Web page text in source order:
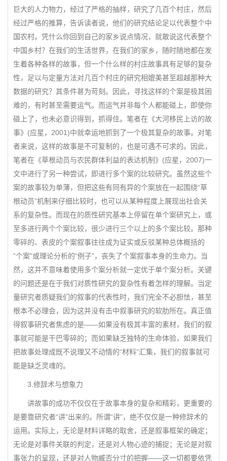
巨大的人力物力，经过了严格的抽样，研究了几百个村庄，然后
经过严格的推算，告诉读者说，他们的研究结论足以代表整个中
国农村。凭什么你回到自己的家乡说点情况，就敢说这代表整个
中国乡村？在我们的生活世界，在我们的家乡，随时随地都在发
生着各种各样的故事，但一个什么样的村庄故事具有足够的复杂
性，足以与定量方法对几百个村庄的研究相媲美甚至超越那种大
数据的研究？其条件甚为苛刻。因此，寻找这样的个案是极其困
难的，有时甚至需要运气。而运气并非每个人都能碰上，即使你
碰上了，也未必意识得到，抓得住。笔者在《大河移民上访的故
事》(应星，2001)中就幸运地抓到了一个极其复杂的故事。对笔
者来说，这样的故事是不可复制的，也是可遇不可求的。因此，
笔者在《草根动员与农民群体利益的表达机制》(应星，2007)一
文中进行了另一种尝试，即进行多个案的比较研究。虽然这些个
案的故事较为单薄，但把这些有同有异的个案放在一起围绕“草
根动员”机制来仔细比较时，也可以从某种程度上展现出社会关
系的复杂性。而现在的质性研究基本上停留在单个案研究上，或
至多进行两个个案比较，很少进行三个以上的多个案比较。那种
零碎的、表皮的个案叙事往往成为证实或反驳某种总体概括的
“个案”或理论分析的“例子”，丧失了个案叙事本身的生命力。当
然，这并不意味着使用多个案分析就一定优于单个案分析。关键
的问题还是在于我们对质性研究的复杂性有着怎样的理解。当定
量研究者质疑我们的叙事的代表性时，我们完全不必胆怯，甚至
根本不必理会，因为这并没有击中叙事研究的软肋所在。真正值
得叙事研究者焦虑的是——如果没有极其丰富的素材，我们的叙
事就可能是干巴零碎的；而如果缺乏独特的生命体验，如果我们
把故事处理成既不说理又不动情的“材料”汇集，我们的叙事就可
能是缺乏灵魂的。
3.修辞术与想象力
讲故事的成功不仅仅在于故事本身的复杂和精彩，更重要的
是要靠研究者“讲”出来的。所谓“讲”，绝不仅仅是一种修辞术的
运用。实际上，无论是材料详略的取舍，还是叙事框架的确定；
无论是对事件关联的判定，还是对人物心迹的捕捉；无论是对叙
事张力的呈现，还是对人物臧否分寸的把握——这一切都要依凭